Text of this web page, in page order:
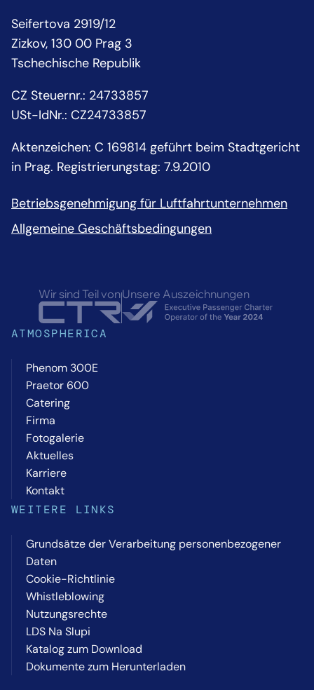
Seifertova 2919/12
Zizkov, 130 00 Prag 3
Tschechische Republik
CZ Steuernr.: 24733857
USt-IdNr.: CZ24733857
Aktenzeichen: C 169814 geführt beim Stadtgericht
in Prag. Registrierungstag: 7.9.2010
Betriebsgenehmigung für Luftfahrtunternehmen
Allgemeine Geschäftsbedingungen
Wir sind Teil vonUnsere Auszeichnungen
ATMOSPHERICA
Phenom 300E
Praetor 600
Catering
Firma
Fotogalerie
Aktuelles
Karriere
Kontakt
WEITERE LINKS
Grundsätze der Verarbeitung personenbezogener
Daten
Cookie-Richtlinie
Whistleblowing
Nutzungsrechte
LDS Na Slupi
Katalog zum Download
Dokumente zum Herunterladen